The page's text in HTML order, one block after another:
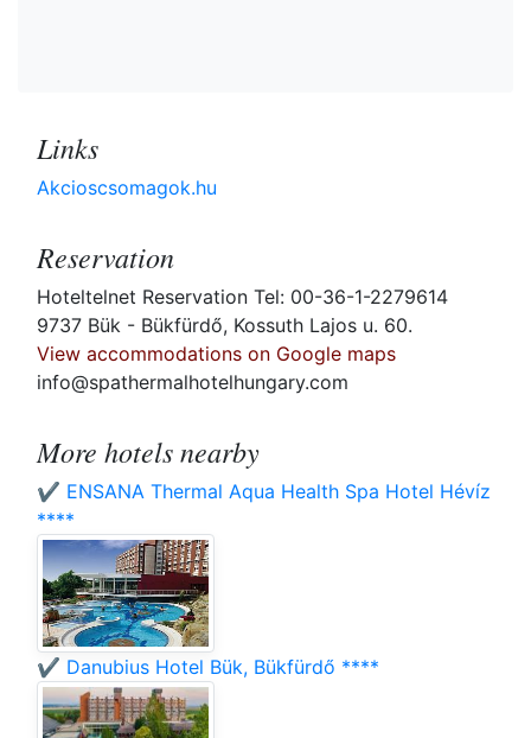
Links
Akcioscsomagok.hu
Reservation
Hoteltelnet Reservation Tel: 00-36-1-2279614
9737 Bük - Bükfürdő, Kossuth Lajos u. 60.
View accommodations on Google maps
info@spathermalhotelhungary.com
More hotels nearby
✔️ ENSANA Thermal Aqua Health Spa Hotel Hévíz
****
✔️ Danubius Hotel Bük, Bükfürdő ****